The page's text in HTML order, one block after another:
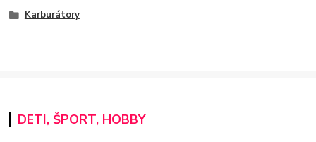
Karburátory
DETI, ŠPORT, HOBBY